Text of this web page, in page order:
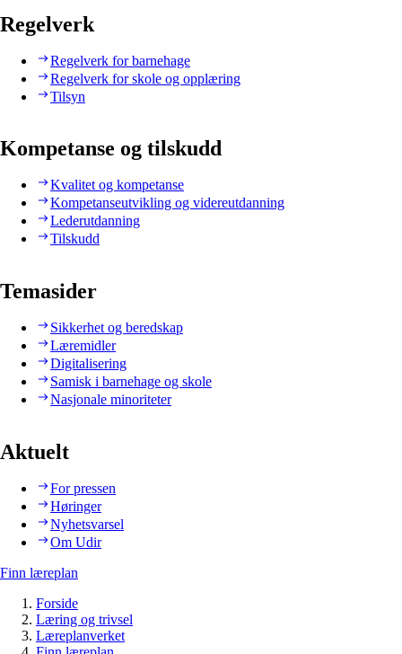
Regelverk
Regelverk for barnehage
Regelverk for skole og opplæring
Tilsyn
Kompetanse og tilskudd
Kvalitet og kompetanse
Kompetanseutvikling og videreutdanning
Lederutdanning
Tilskudd
Temasider
Sikkerhet og beredskap
Læremidler
Digitalisering
Samisk i barnehage og skole
Nasjonale minoriteter
Aktuelt
For pressen
Høringer
Nyhetsvarsel
Om Udir
Finn læreplan
Forside
Læring og trivsel
Læreplanverket